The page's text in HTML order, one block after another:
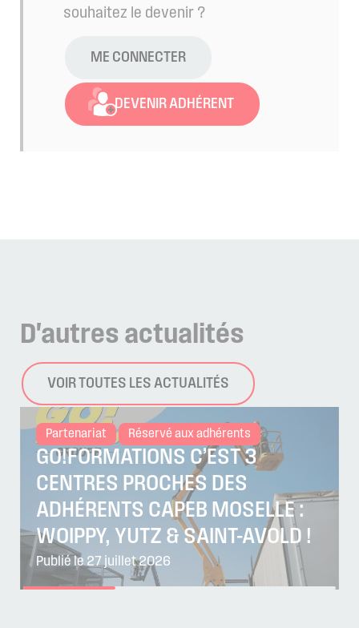
souhaitez le devenir ?
ME CONNECTER
DEVENIR ADHÉRENT
D'autres actualités
VOIR TOUTES LES ACTUALITÉS
Partenariat Réservé aux adhérents
GO!FORMATIONS C’EST 3
CENTRES PROCHES DES
ADHÉRENTS CAPEB MOSELLE :
WOIPPY, YUTZ & SAINT-AVOLD !
Publié le 27 juillet 2026